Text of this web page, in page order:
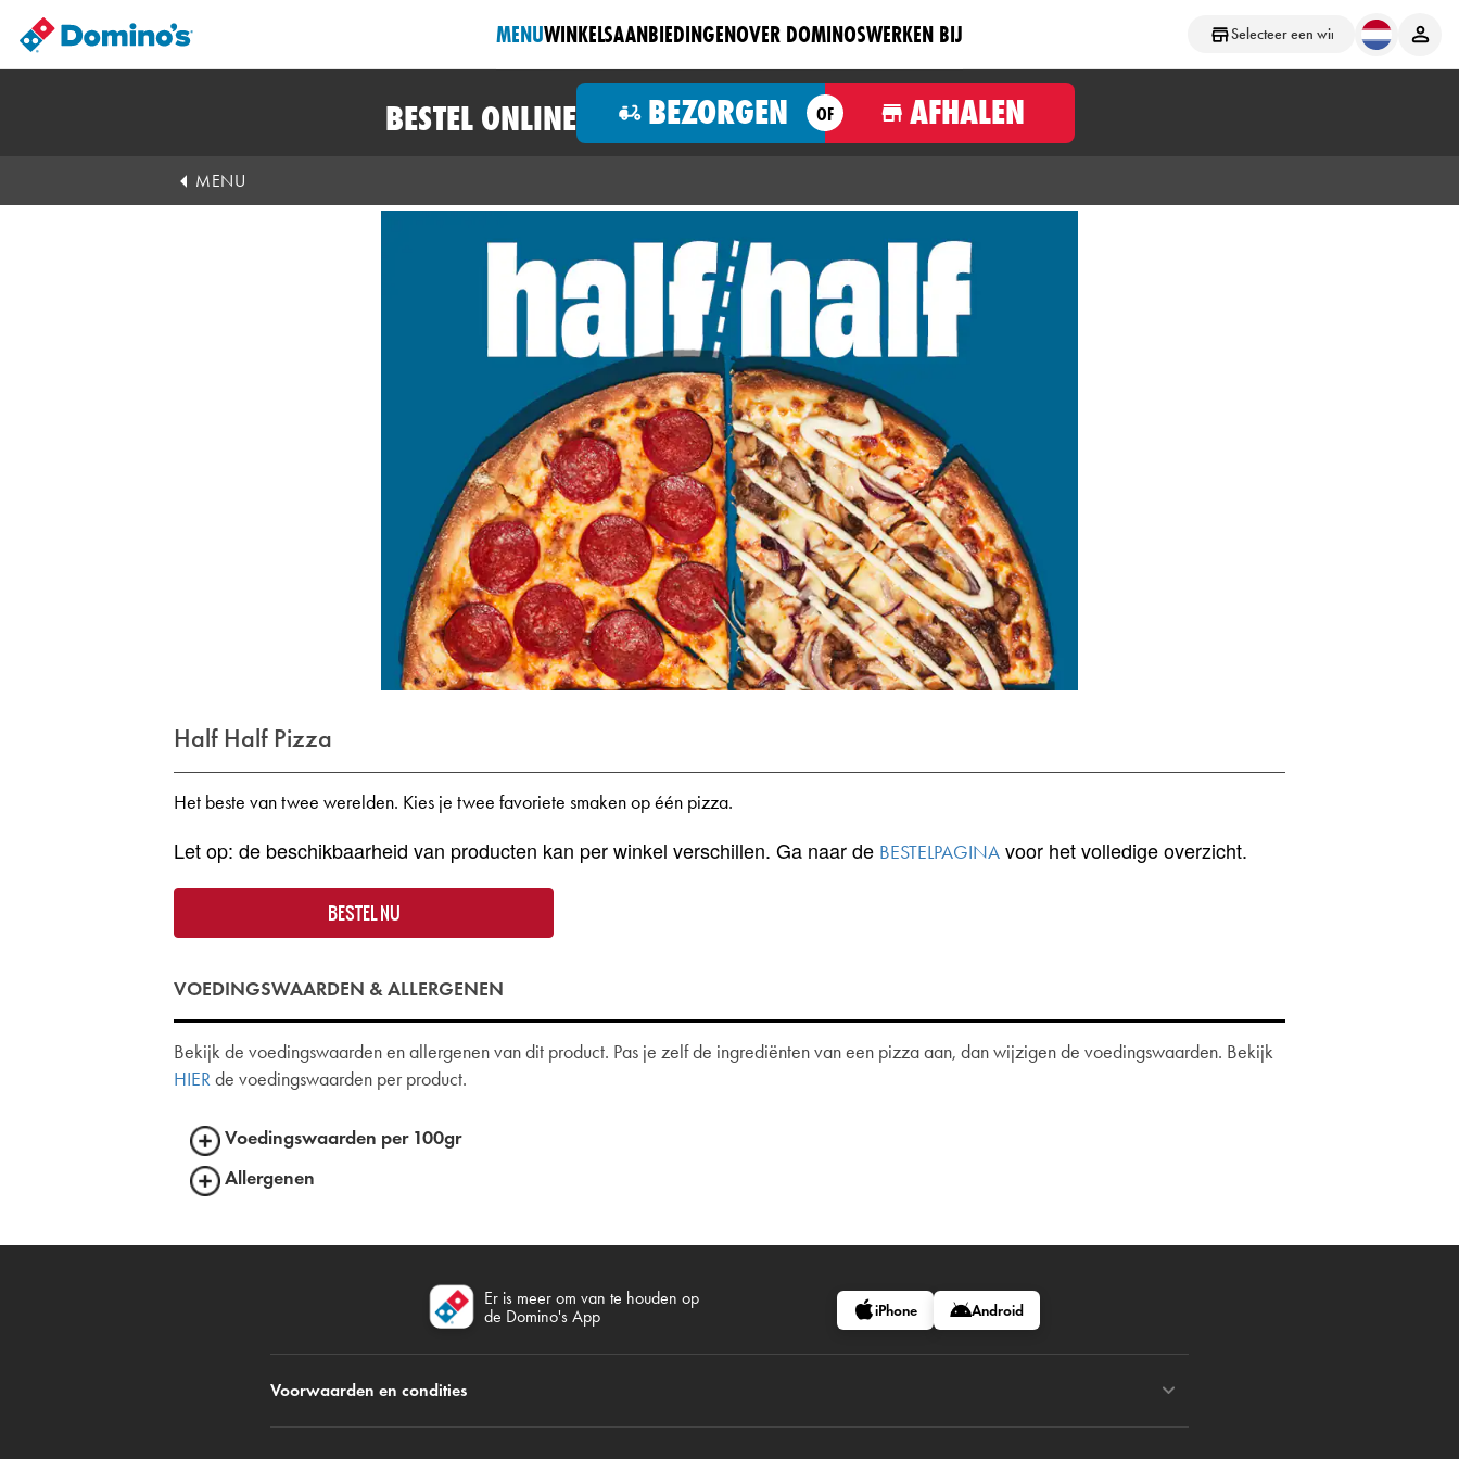
Selecteer een winkel
MENUWINKELSAANBIEDINGENOVER DOMINOSWERKEN BIJ
BESTEL ONLINE BEZORGEN OF AFHALEN
MENU
Half Half Pizza
Het beste van twee werelden. Kies je twee favoriete smaken op één pizza.
Let op: de beschikbaarheid van producten kan per winkel verschillen. Ga naar de BESTELPAGINA voor het volledige overzicht.
BESTEL NU
VOEDINGSWAARDEN & ALLERGENEN
Bekijk de voedingswaarden en allergenen van dit product. Pas je zelf de ingrediënten van een pizza aan, dan wijzigen de voedingswaarden. Bekijk
HIERde voedingswaarden per product.
Voedingswaarden per 100gr
Allergenen
Er is meer om van te houden op
de Domino's App
iPhone Android
Voorwaarden en condities